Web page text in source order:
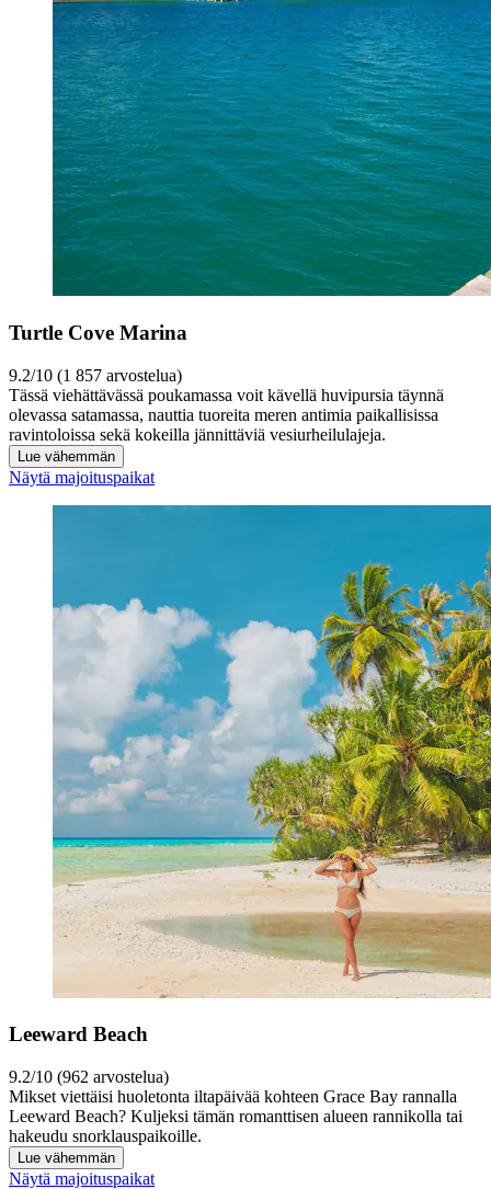
Turtle Cove Marina
9.2/10 (1 857 arvostelua)
Tässä viehättävässä poukamassa voit kävellä huvipursia täynnä
olevassa satamassa, nauttia tuoreita meren antimia paikallisissa
ravintoloissa sekä kokeilla jännittäviä vesiurheilulajeja.
Lue vähemmän
Näytä majoituspaikat
Leeward Beach
9.2/10 (962 arvostelua)
Mikset viettäisi huoletonta iltapäivää kohteen Grace Bay rannalla
Leeward Beach? Kuljeksi tämän romanttisen alueen rannikolla tai
hakeudu snorklauspaikoille.
Lue vähemmän
Näytä majoituspaikat